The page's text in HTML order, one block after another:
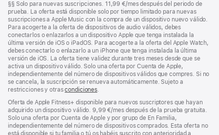
Nota
a
pie
de
página
§§ Solo para nuevas suscripciones. 11,99 €/mes después del periodo de
prueba. La oferta está disponible solo por tiempo limitado para nuevas
suscripciones a Apple Music con la compra de un dispositivo nuevo válido.
Para acogerte a la oferta de dispositivos de audio válidos, debes
conectarlos o enlazarlos a un dispositivo Apple que tenga instalada la
última versión de iOS o iPadOS. Para acogerte a la oferta del Apple Watch,
debes conectarlo o enlazarlo a un iPhone que tenga instalada la última
versión de iOS. La oferta tiene validez durante tres meses desde que se
activa un dispositivo válido. Solo una oferta por Cuenta de Apple,
independientemente del número de dispositivos válidos que compres. Si no
se cancela, la suscripción se renueva automáticamente. Sujeto a
restricciones y otrascondiciones.
Oferta de Apple Fitness+ disponible para nuevos suscriptores que hayan
adquirido un dispositivo válido. 9,99 €/mes después de la prueba gratuita.
Solo una oferta por Cuenta de Apple y por grupo de En Familia,
independientemente del número de dispositivos comprados. Esta oferta no
está disponible si tu familia o tú os habéis suscrito con anterioridad a